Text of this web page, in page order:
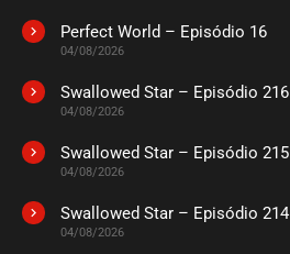
Perfect World – Episódio 16
04/08/2026
Swallowed Star – Episódio 216
04/08/2026
Swallowed Star – Episódio 215
04/08/2026
Swallowed Star – Episódio 214
04/08/2026